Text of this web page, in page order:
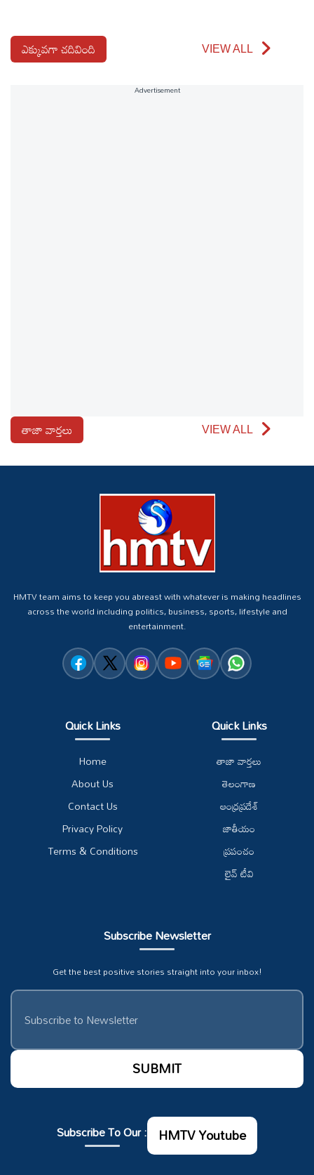
ఎక్కువగా చదివింది VIEW ALL
Advertisement
తాజా వార్తలు VIEW ALL
HMTV team aims to keep you abreast with whatever is making headlines
across the world including politics, business, sports, lifestyle and
entertainment.
Quick Links
Home
About Us
Contact Us
Privacy Policy
Terms & Conditions
Quick Links
తాజా వార్తలు
తెలంగాణ
ఆంధ్రప్రదేశ్
జాతీయం
ప్రపంచం
లైవ్ టీవి
Subscribe Newsletter
Get the best positive stories straight into your inbox!
Subscribe To Our : HMTV Youtube